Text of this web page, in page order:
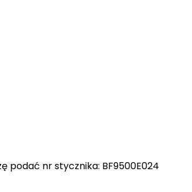
podać nr stycznika: BF9500E024